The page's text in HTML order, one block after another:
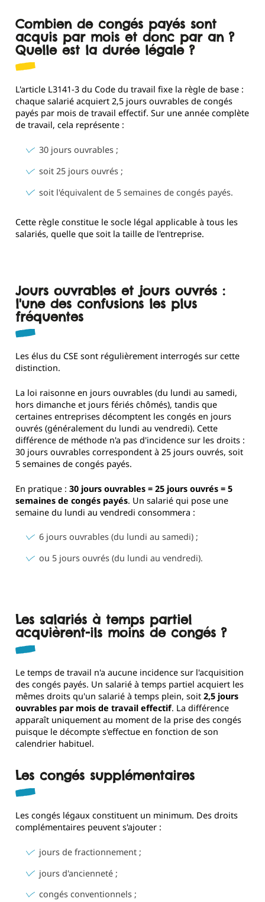
Combien de congés payés sont
acquis par mois et donc par an ?
Quelle est la durée légale ?
L'article L3141-3 du Code du travail fixe la règle de base :
chaque salarié acquiert 2,5 jours ouvrables de congés
payés par mois de travail effectif. Sur une année complète
de travail, cela représente :
30 jours ouvrables ;
soit 25 jours ouvrés ;
soit l'équivalent de 5 semaines de congés payés.
Cette règle constitue le socle légal applicable à tous les
salariés, quelle que soit la taille de l'entreprise.
Jours ouvrables et jours ouvrés :
l'une des confusions les plus
fréquentes
Les élus du CSE sont régulièrement interrogés sur cette
distinction.
La loi raisonne en jours ouvrables (du lundi au samedi,
hors dimanche et jours fériés chômés), tandis que
certaines entreprises décomptent les congés en jours
ouvrés (généralement du lundi au vendredi). Cette
différence de méthode n'a pas d'incidence sur les droits :
30 jours ouvrables correspondent à 25 jours ouvrés, soit
5 semaines de congés payés.
En pratique : 30 jours ouvrables = 25 jours ouvrés = 5
semaines de congés payés. Un salarié qui pose une
semaine du lundi au vendredi consommera :
6 jours ouvrables (du lundi au samedi) ;
ou 5 jours ouvrés (du lundi au vendredi).
Les salariés à temps partiel
acquièrent-ils moins de congés ?
Le temps de travail n'a aucune incidence sur l'acquisition
des congés payés. Un salarié à temps partiel acquiert les
mêmes droits qu'un salarié à temps plein, soit 2,5 jours
ouvrables par mois de travail effectif. La différence
apparaît uniquement au moment de la prise des congés
puisque le décompte s'effectue en fonction de son
calendrier habituel.
Les congés supplémentaires
Les congés légaux constituent un minimum. Des droits
complémentaires peuvent s'ajouter :
jours de fractionnement ;
jours d'ancienneté ;
congés conventionnels ;